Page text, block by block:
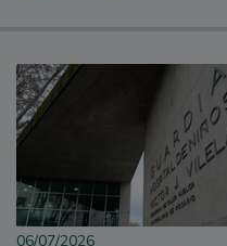
06/07/2026